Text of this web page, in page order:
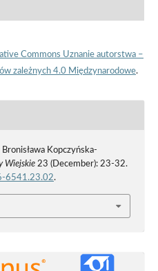
Commons Uznanie autorstwa –
zależnych 4.0 Międzynarodowe.
Kopczyńska-
Wiejskie23 (December): 23-32.
6541.23.02.